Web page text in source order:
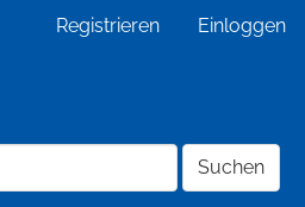
Registrieren Einloggen
Suchen